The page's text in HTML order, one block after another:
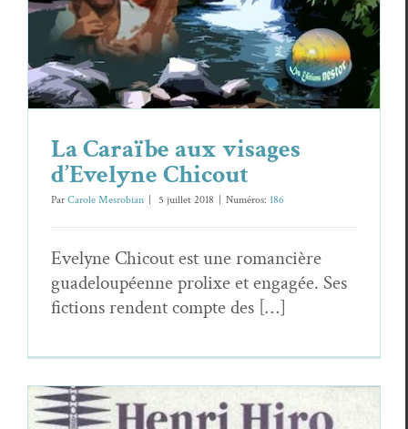
La Caraïbe aux visages
d’Evelyne Chicout
ParCarole Mesrobian 5 juil­let 2018 Numéros: 186
Eve­lyne Chicout est une roman­cière
guade­loupéenne pro­lixe et engagée. Ses
fic­tions ren­dent compte des […]